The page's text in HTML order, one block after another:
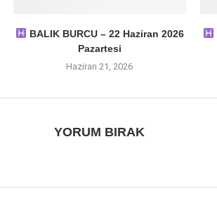
BALIK BURCU – 22 Haziran 2026
Pazartesi
Haziran 21, 2026
YORUM BIRAK